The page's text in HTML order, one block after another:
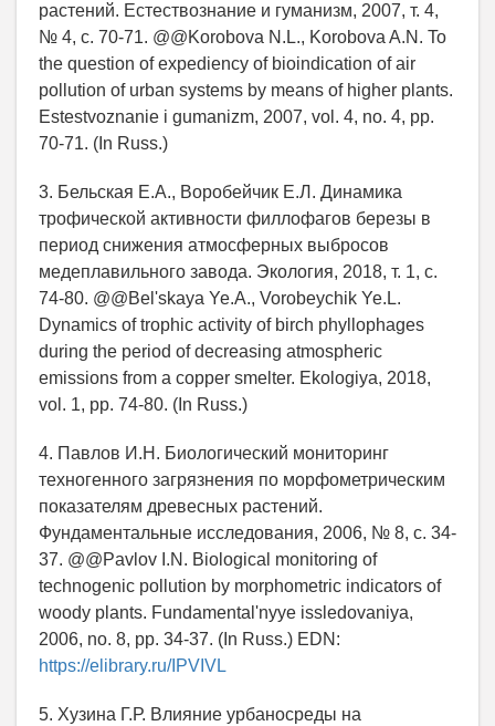
растений. Естествознание и гуманизм, 2007, т. 4,
№ 4, с. 70-71. @@Korobova N.L., Korobova A.N. To
the question of expediency of bioindication of air
pollution of urban systems by means of higher plants.
Estestvoznanie i gumanizm, 2007, vol. 4, no. 4, pp.
70-71. (In Russ.)
3. Бельская Е.А., Воробейчик Е.Л. Динамика
трофической активности филлофагов березы в
период снижения атмосферных выбросов
медеплавильного завода. Экология, 2018, т. 1, c.
74-80. @@Bel'skaya Ye.A., Vorobeychik Ye.L.
Dynamics of trophic activity of birch phyllophages
during the period of decreasing atmospheric
emissions from a copper smelter. Ekologiya, 2018,
vol. 1, pp. 74-80. (In Russ.)
4. Павлов И.Н. Биологический мониторинг
техногенного загрязнения по морфометрическим
показателям древесных растений.
Фундаментальные исследования, 2006, № 8, c. 34-
37. @@Pavlov I.N. Biological monitoring of
technogenic pollution by morphometric indicators of
woody plants. Fundamental'nyye issledovaniya,
2006, no. 8, pp. 34-37. (In Russ.) EDN:
https://elibrary.ru/IPVIVL
5. Хузина Г.Р. Влияние урбаносреды на